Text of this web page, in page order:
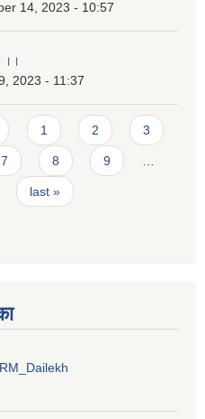
14, 2023 - 10:57
।।
2023 - 11:37
1 2 3
7 8 9
last »